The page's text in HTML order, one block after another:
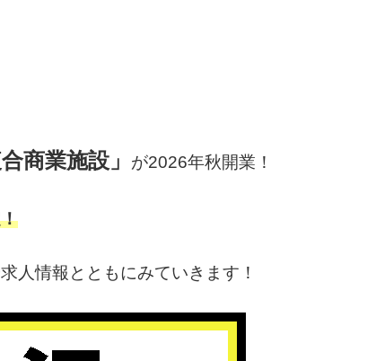
商業施設」 が2026年秋開業！
人情報とともにみていきます！